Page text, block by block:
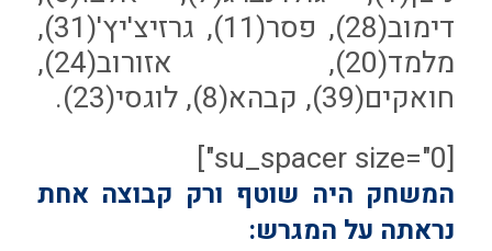
דימוב(28), פסר(11), גרזיצ'יץ'(31),
מלמד(20), אזורוב(24),
חואקים(39), קבהא(8), לוגסי(23).
[su_spacer size="0"]
המשחק היה שוטף ורק קבוצה אחת
נראתה על המגרש: